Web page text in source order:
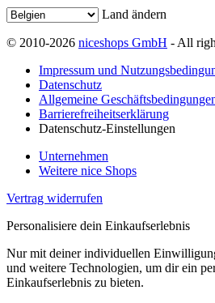
Land ändern
© 2010-2026 niceshops GmbH - All
Impressum und
Datenschutz
Allgemeine
Barrierefreiheitserklärung
Datenschutz-Einstellungen
Unternehmen
Weitere nice Shops
Vertrag widerrufen
Personalisiere dein Einkaufserlebnis
Nur mit deiner individuellen
und weitere Technologien, um dir ein
Einkaufserlebnis zu bieten.